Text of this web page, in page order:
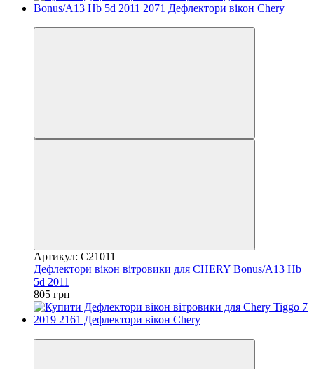
Артикул: C21011
Дефлектори вікон вітровики для CHERY Bonus/A13 Hb
5d 2011
805 грн